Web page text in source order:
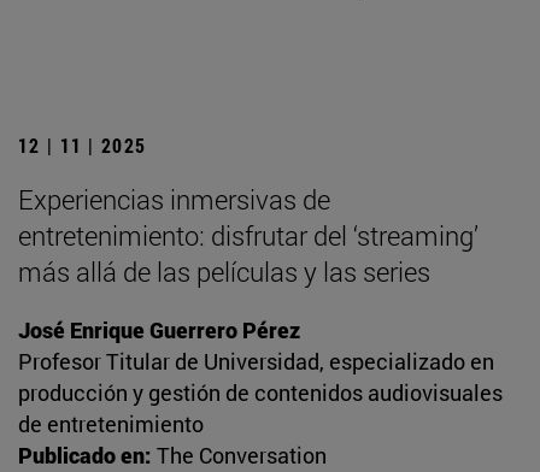
12 | 11 | 2025
Experiencias inmersivas de
entretenimiento: disfrutar del ‘streaming’
más allá de las películas y las series
José Enrique Guerrero Pérez
Profesor Titular de Universidad, especializado en
producción y gestión de contenidos audiovisuales
de entretenimiento
Publicado en: The Conversation